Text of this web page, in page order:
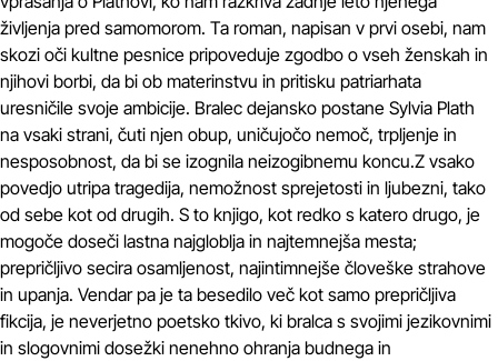
življenja pred samomorom. Ta roman, napisan v prvi osebi, nam
skozi oči kultne pesnice pripoveduje zgodbo o vseh ženskah in
njihovi borbi, da bi ob materinstvu in pritisku patriarhata
uresničile svoje ambicije. Bralec dejansko postane Sylvia Plath
na vsaki strani, čuti njen obup, uničujočo nemoč, trpljenje in
nesposobnost, da bi se izognila neizogibnemu koncu.Z vsako
povedjo utripa tragedija, nemožnost sprejetosti in ljubezni, tako
od sebe kot od drugih. S to knjigo, kot redko s katero drugo, je
mogoče doseči lastna najgloblja in najtemnejša mesta;
prepričljivo secira osamljenost, najintimnejše človeške strahove
in upanja. Vendar pa je ta besedilo več kot samo prepričljiva
fikcija, je neverjetno poetsko tkivo, ki bralca s svojimi jezikovnimi
in slogovnimi dosežki nenehno ohranja budnega in